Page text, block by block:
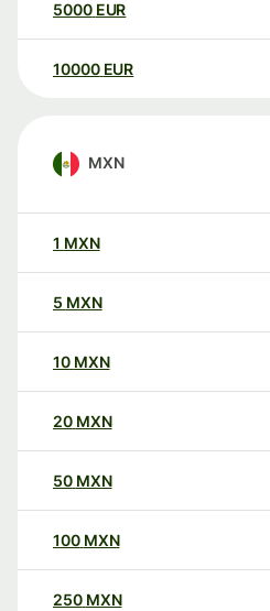
5000 EUR
10000 EUR
MXN
1 MXN
5 MXN
10 MXN
20 MXN
50 MXN
100 MXN
250 MXN